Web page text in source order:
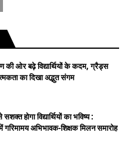
की ओर बढ़े विद्यार्थियों के कदम, ग्रैड्स
का दिखा अद्भुत संगम
होगा विद्यार्थियों का भविष्य :
गरिमामय अभिभावक-शिक्षक मिलन समारोह